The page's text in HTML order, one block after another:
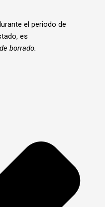
el periodo de
es
borrado.